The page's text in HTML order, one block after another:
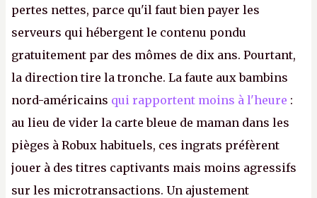
pertes nettes, parce qu'il faut bien payer les
serveurs qui hébergent le contenu pondu
gratuitement par des mômes de dix ans. Pourtant,
la direction tire la tronche. La faute aux bambins
nord-américains qui rapportent moins à l'heure :
au lieu de vider la carte bleue de maman dans les
pièges à Robux habituels, ces ingrats préfèrent
jouer à des titres captivants mais moins agressifs
sur les microtransactions. Un ajustement